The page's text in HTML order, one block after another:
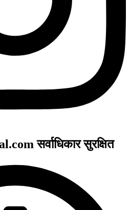
सर्वाधिकार सुरक्षित